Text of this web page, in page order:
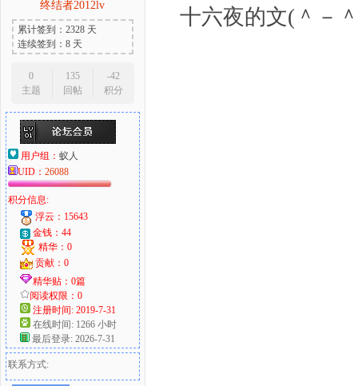
终结者2012lv
累计签到：2328 天
连续签到：8 天
0
主题
135
回帖
-42
积分
用户组： 蚁人
UID： 26088
积分信息:
浮云：15643
金钱：44
精华：0
贡献：0
精华贴：0篇
阅读权限：0
注册时间: 2019-7-31
在线时间: 1266 小时
最后登录: 2026-7-31
联系方式:
十六夜的文(＾－